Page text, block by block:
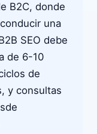
B2C, donde
una
SEO debe
de 6-10
de
y consultas